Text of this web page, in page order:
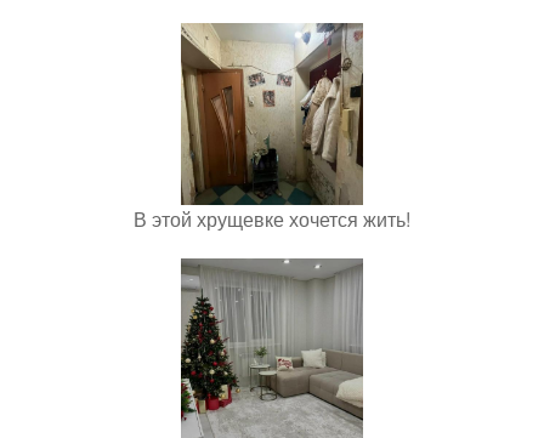
В этой хрущевке хочется жить!